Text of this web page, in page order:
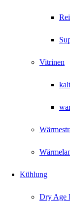
Vitrinen
kalt
Kühlung
Dry Age